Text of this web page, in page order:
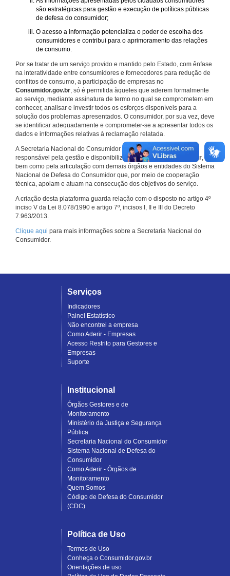
são estratégicas para gestão e execução de políticas públicas
de defesa do consumidor;
O acesso a informação potencializa o poder de escolha dos
consumidores e contribui para o aprimoramento das relações
de consumo.
Por se tratar de um serviço provido e mantido pelo Estado, com ênfase
na interatividade entre consumidores e fornecedores para redução de
conflitos de consumo, a participação de empresas no
Consumidor.gov.br, só é permitida àqueles que aderem formalmente
ao serviço, mediante assinatura de termo no qual se comprometem em
conhecer, analisar e investir todos os esforços disponíveis para a
solução dos problemas apresentados. O consumidor, por sua vez, deve
se identificar adequadamente e comprometer-se a apresentar todos os
dados e informações relativas à reclamação relatada.
A Secretaria Nacional do Consumidor do Ministério da Justiça é a
responsável pela gestão e disponibilização doConsumidor.gov.br,
bem como pela articulação com demais órgãos e entidades do Sistema
Nacional de Defesa do Consumidor que, por meio de cooperação
técnica, apoiam e atuam na consecução dos objetivos do serviço.
A criação desta plataforma guarda relação com o disposto no artigo 4º
inciso V da Lei 8.078/1990 e artigo 7º, incisos I, II e III do Decreto
7.963/2013.
Clique aqui para mais informações sobre a Secretaria Nacional do
Consumidor.
Serviços
Indicadores
Painel Estatístico
Não encontrei a empresa
Como Aderir - Empresas
Acesso Restrito para Gestores e
Empresas
Suporte
Institucional
Órgãos Gestores e de
Monitoramento
Ministério da Justiça e Segurança
Pública
Secretaria Nacional do Consumidor
Sistema Nacional de Defesa do
Consumidor
Como Aderir - Órgãos de
Monitoramento
Quem Somos
Código de Defesa do Consumidor
(CDC)
Política de Uso
Termos de Uso
Conheça o Consumidor.gov.br
Orientações de uso